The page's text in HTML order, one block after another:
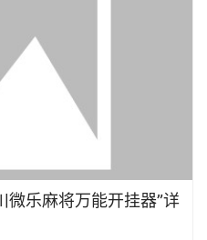
微乐麻将万能开挂器”详